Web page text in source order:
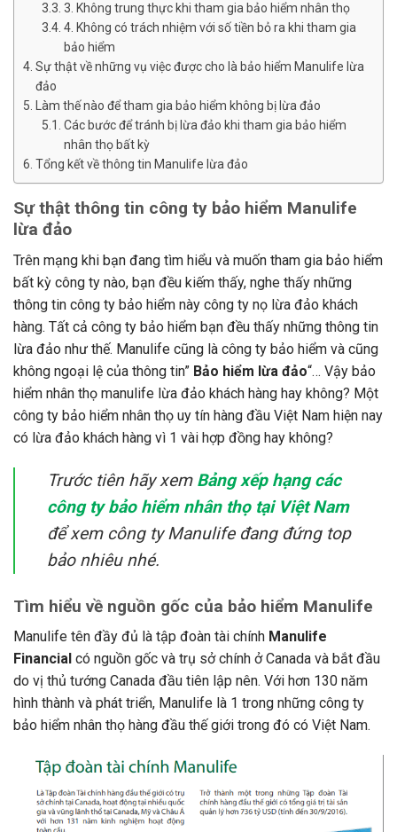
3. Không trung thực khi tham gia bảo hiểm nhân thọ
4. Không có trách nhiệm với số tiền bỏ ra khi tham gia
bảo hiểm
Sự thật về những vụ việc được cho là bảo hiểm Manulife lừa
đảo
Làm thế nào để tham gia bảo hiểm không bị lừa đảo
Các bước để tránh bị lừa đảo khi tham gia bảo hiểm
nhân thọ bất kỳ
Tổng kết về thông tin Manulife lừa đảo
Sự thật thông tin công ty bảo hiểm Manulife
lừa đảo
Trên mạng khi bạn đang tìm hiểu và muốn tham gia bảo hiểm
bất kỳ công ty nào, bạn đều kiếm thấy, nghe thấy những
thông tin công ty bảo hiểm này công ty nọ lừa đảo khách
hàng. Tất cả công ty bảo hiểm bạn đều thấy những thông tin
lừa đảo như thế. Manulife cũng là công ty bảo hiểm và cũng
không ngoại lệ của thông tin” Bảo hiểm lừa đảo“… Vậy bảo
hiểm nhân thọ manulife lừa đảo khách hàng hay không? Một
công ty bảo hiểm nhân thọ uy tín hàng đầu Việt Nam hiện nay
có lừa đảo khách hàng vì 1 vài hợp đồng hay không?
Trước tiên hãy xem Bảng xếp hạng các
công ty bảo hiểm nhân thọ tại Việt Nam
để xem công ty Manulife đang đứng top
bảo nhiêu nhé.
Tìm hiểu về nguồn gốc của bảo hiểm Manulife
Manulife tên đầy đủ là tập đoàn tài chính Manulife
Financial có nguồn gốc và trụ sở chính ở Canada và bắt đầu
do vị thủ tướng Canada đầu tiên lập nên. Với hơn 130 năm
hình thành và phát triển, Manulife là 1 trong những công ty
bảo hiểm nhân thọ hàng đầu thế giới trong đó có Việt Nam.